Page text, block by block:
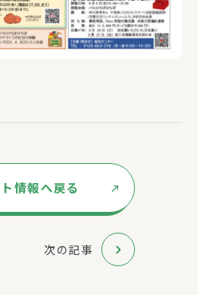
情報へ戻る
次の記事